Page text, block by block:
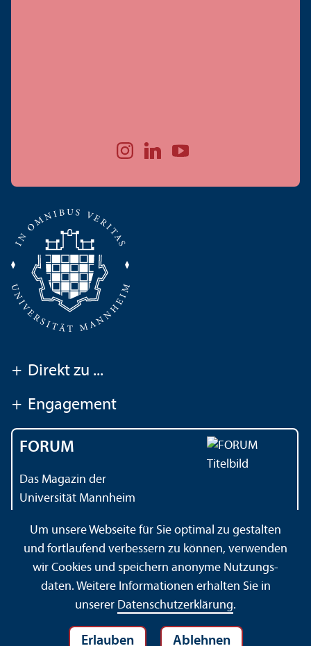
+ Direkt zu ...
+ Engagement
FORUM
Das Magazin der
Universität Mannheim
Kontakt Impressum Datenschutz
Barrierefreiheit
Gebärdensprache
Leichte Sprache
Sitemap
Hausordnung
Sicherheit und Notfälle
Um unsere Webseite für Sie optimal zu gestalten
und fortlaufend verbessern zu können, verwenden
wir Cookies und speichern anonyme Nutzungs­
daten. Weitere Informationen erhalten Sie in
unserer Datenschutz­erklärung.
Erlauben Ablehnen